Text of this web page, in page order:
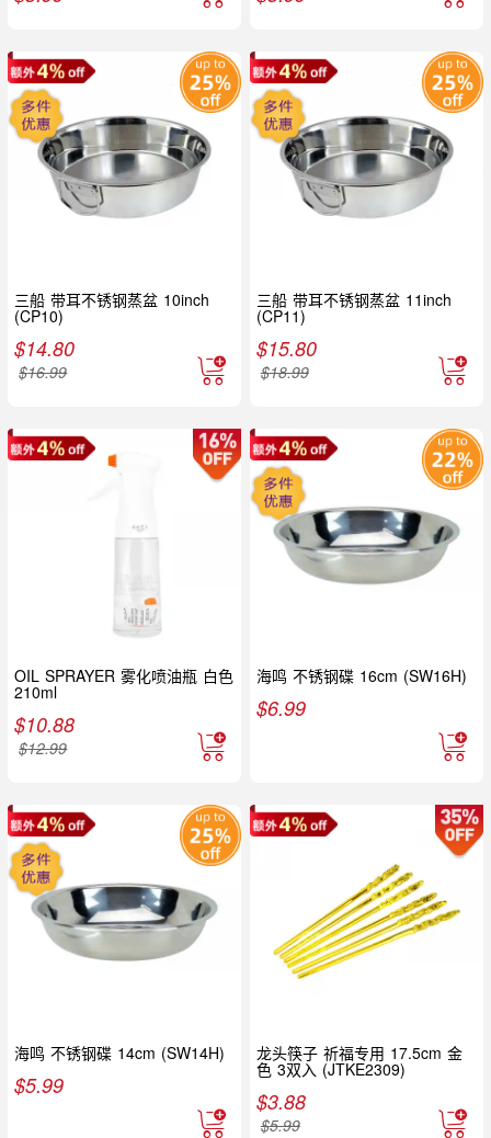
三船 带耳不锈钢蒸盆 10inch
(CP10)
$14.80
$16.99
三船 带耳不锈钢蒸盆 11inch
(CP11)
$15.80
$18.99
OIL SPRAYER 雾化喷油瓶 白色
210ml
$10.88
$12.99
海鸣 不锈钢碟 16cm (SW16H)
$6.99
海鸣 不锈钢碟 14cm (SW14H)
$5.99
龙头筷子 祈福专用 17.5cm 金
色 3双入 (JTKE2309)
$3.88
$5.99